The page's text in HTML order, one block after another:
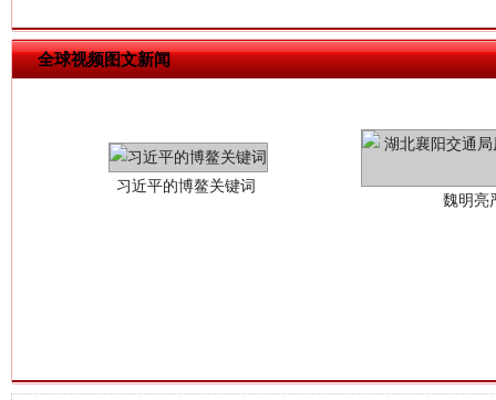
全球视频图文新闻习近平的博鳌关键词
魏明亮